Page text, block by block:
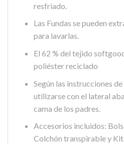
resfriado.
Las Fundas se pueden
para lavarlas.
El 62 % del tejido
poliéster reciclado
Según las instrucciones
utilizarse con el lateral
cama de los padres.
Accesorios incluidos:
Colchón transpirable y